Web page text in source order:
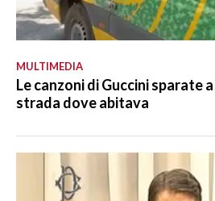
MULTIMEDIA
Le canzoni di Guccini sparate
strada dove abitava